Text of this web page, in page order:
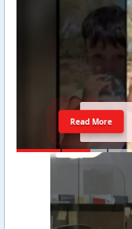
Read More